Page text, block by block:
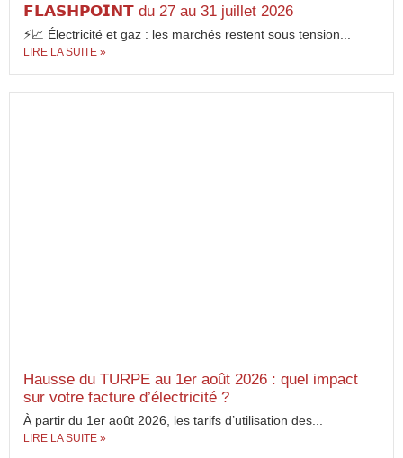
𝗙𝗟𝗔𝗦𝗛𝗣𝗢𝗜𝗡𝗧 du 27 au 31 juillet 2026
⚡📈 Électricité et gaz : les marchés restent sous tension...
LIRE LA SUITE »
Hausse du TURPE au 1er août 2026 : quel impact
sur votre facture d’électricité ?
À partir du 1er août 2026, les tarifs d’utilisation des...
LIRE LA SUITE »